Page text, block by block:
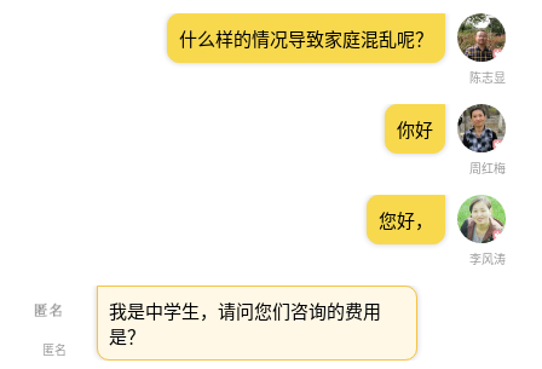
陈志显
什么样的情况导致家庭混乱呢？
周红梅
你好
李风涛
您好，
匿名
我是中学生，请问您们咨询的费用
是？